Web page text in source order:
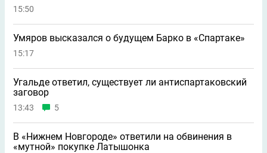
15:50
Умяров высказался о будущем Барко в «Спартаке»
15:17
Угальде ответил, существует ли антиспартаковский
заговор
13:43 5
В «Нижнем Новгороде» ответили на обвинения в
«мутной» покупке Латышонка